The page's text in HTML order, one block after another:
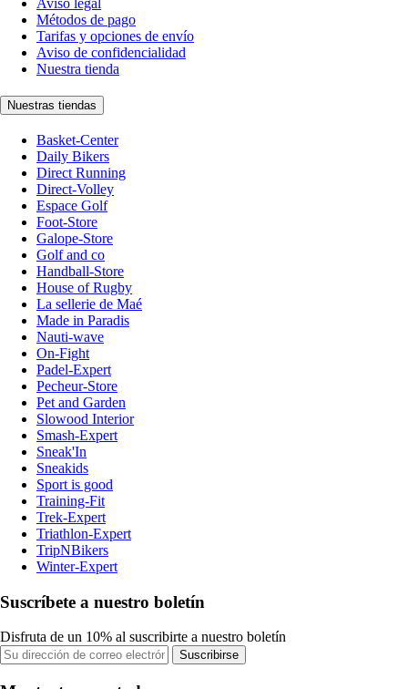
Métodos de pago
Tarifas y opciones de envío
Aviso de confidencialidad
Nuestra tienda
Nuestras tiendas
Basket-Center
Daily Bikers
Direct Running
Direct-Volley
Espace Golf
Foot-Store
Galope-Store
Golf and co
Handball-Store
House of Rugby
La sellerie de Maé
Made in Paradis
Nauti-wave
On-Fight
Padel-Expert
Pecheur-Store
Pet and Garden
Slowood Interior
Smash-Expert
Sneak'In
Sneakids
Sport is good
Training-Fit
Trek-Expert
Triathlon-Expert
TripNBikers
Winter-Expert
Suscríbete a nuestro boletín
Disfruta de un 10% al suscribirte a nuestro boletín
Suscribirse